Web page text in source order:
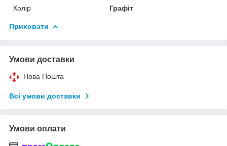
Колір
Графіт
Приховати
Умови доставки
Нова Пошта
Всі умови доставки
Умови оплати